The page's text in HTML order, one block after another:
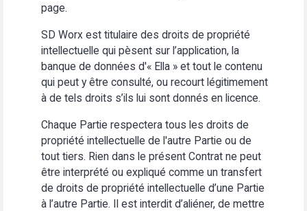
page.
SD Worx est titulaire des droits de propriété
intellectuelle qui pèsent sur l’application, la
banque de données d'« Ella » et tout le contenu
qui peut y être consulté, ou recourt légitimement
à de tels droits s’ils lui sont donnés en licence.
Chaque Partie respectera tous les droits de
propriété intellectuelle de l'autre Partie ou de
tout tiers. Rien dans le présent Contrat ne peut
être interprété ou expliqué comme un transfert
de droits de propriété intellectuelle d’une Partie
à l’autre Partie. Il est interdit d’aliéner, de mettre